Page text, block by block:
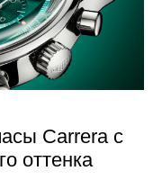
Carrera с
оттенка